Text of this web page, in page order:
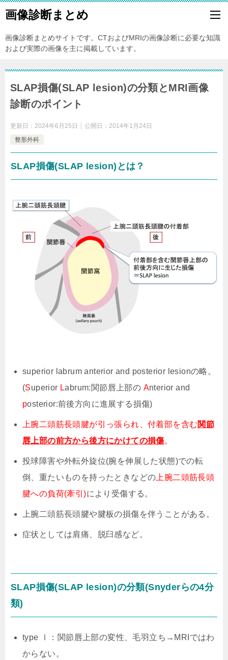
画像診断まとめ
画像診断まとめサイトです。CTおよびMRIの画像診断に必要な知識
および実際の画像を主に掲載しています。
SLAP損傷(SLAP lesion)の分類とMRI画像
診断のポイント
更新日： 2024年6月25日 公開日： 2014年1月24日
整形外科
SLAP損傷(SLAP lesion)とは？
superior labrum anterior and posterior lesionの略。
(Superior Labrum:関節唇上部の Anterior and
posterior:前後方向に進展する損傷)
上腕二頭筋長頭腱が引っ張られ、付着部を含む関節
唇上部の前方から後方にかけての損傷。
投球障害や外転外旋位(腕を伸展した状態)での転
倒、重たいものを持ったときなどの 上腕二頭筋長頭
腱への負荷(牽引)により受傷する。
上腕二頭筋長頭腱や腱板の損傷を伴うことがある。
症状としては肩痛、脱臼感など。
SLAP損傷(SLAP lesion)の分類(Snyderらの4分
類)
type Ⅰ：関節唇上部の変性、毛羽立ち→MRIではわ
からない。